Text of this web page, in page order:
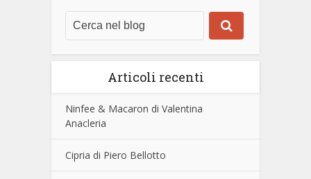
Articoli recenti
Ninfee & Macaron di Valentina
Anacleria
Cipria di Piero Bellotto